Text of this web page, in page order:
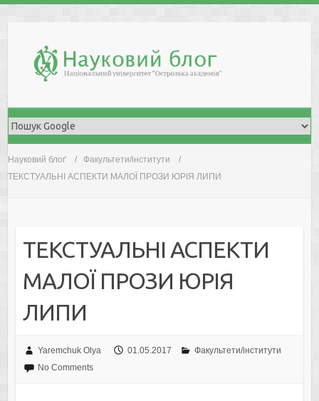
Науковий блоґ
Факультети/інститути
ТЕКСТУАЛЬНІ АСПЕКТИ МАЛОЇ ПРОЗИ ЮРІЯ ЛИПИ
ТЕКСТУАЛЬНІ АСПЕКТИ
МАЛОЇ ПРОЗИ ЮРІЯ
ЛИПИ
Yaremchuk Olya 01.05.2017
Факультети/інститути
No Comments